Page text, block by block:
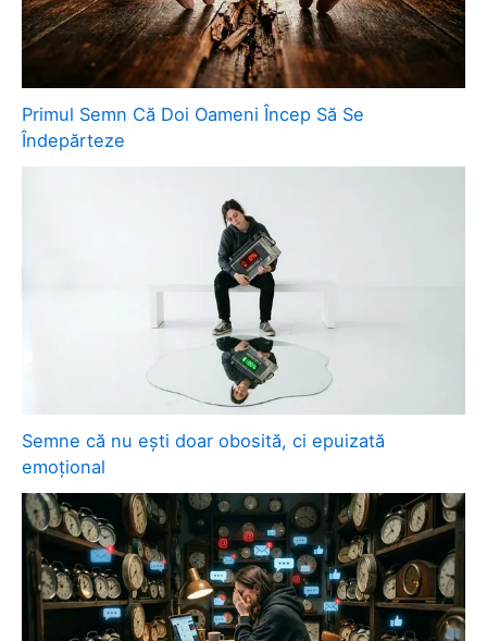
Primul Semn Că Doi Oameni Încep Să Se
Îndepărteze
Semne că nu ești doar obosită, ci epuizată
emoțional